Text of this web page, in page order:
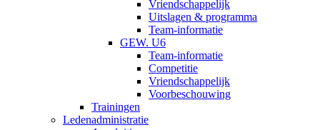
Vriendschappelijk
Uitslagen & programma
Team-informatie
GEW. U6
Team-informatie
Competitie
Vriendschappelijk
Voorbeschouwing
Trainingen
Ledenadministratie